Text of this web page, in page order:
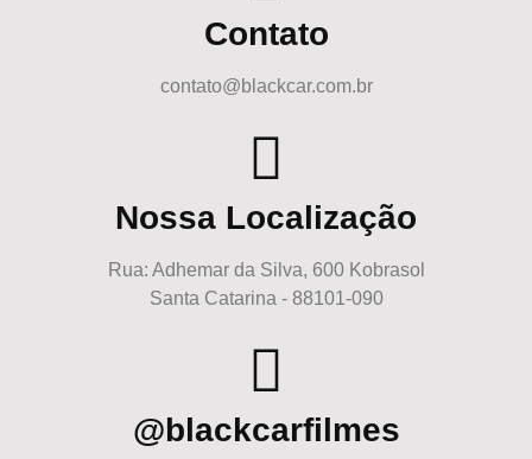
Contato
contato@blackcar.com.br
Nossa Localização
Rua: Adhemar da Silva, 600 Kobrasol
Santa Catarina - 88101-090
@blackcarfilmes